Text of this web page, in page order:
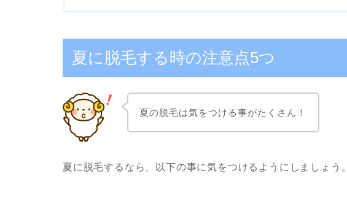
夏に脱毛する時の注意点5つ
夏の脱毛は気をつける事がたくさん ！
夏に脱毛するなら、以下の事に気をつけるようにしましょう。